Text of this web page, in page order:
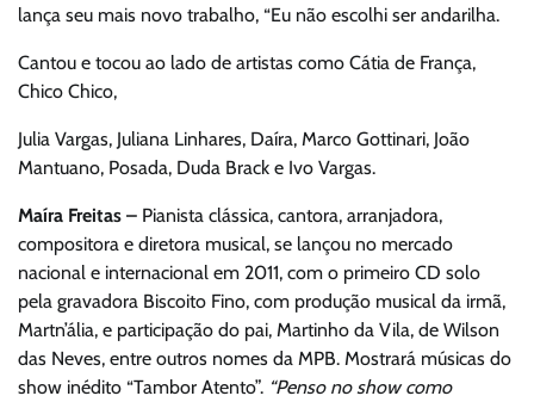
lança seu mais novo trabalho, “Eu não escolhi ser andarilha.
Cantou e tocou ao lado de artistas como Cátia de França,
Chico Chico,
Julia Vargas, Juliana Linhares, Daíra, Marco Gottinari, João
Mantuano, Posada, Duda Brack e Ivo Vargas.
Maíra Freitas – Pianista clássica, cantora, arranjadora,
compositora e diretora musical, se lançou no mercado
nacional e internacional em 2011, com o primeiro CD solo
pela gravadora Biscoito Fino, com produção musical da irmã,
Martn’ália, e participação do pai, Martinho da Vila, de Wilson
das Neves, entre outros nomes da MPB. Mostrará músicas do
show inédito “Tambor Atento”. “Penso no show como